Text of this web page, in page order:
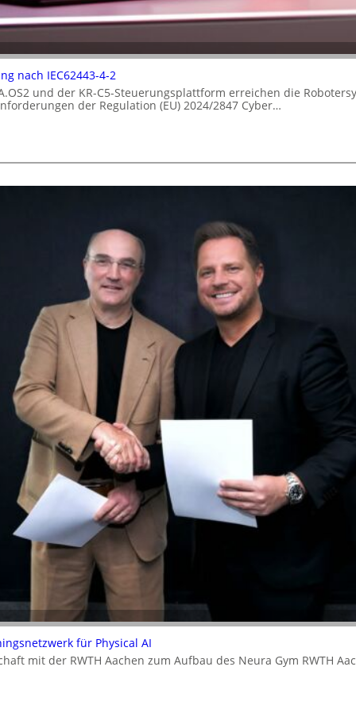
nach IEC62443-4-2
und der KR-C5-Steuerungsplattform erreichen die
der Regulation (EU) 2024/2847 Cyber…
für Physical AI
mit der RWTH Aachen zum Aufbau des Neura Gym RWTH